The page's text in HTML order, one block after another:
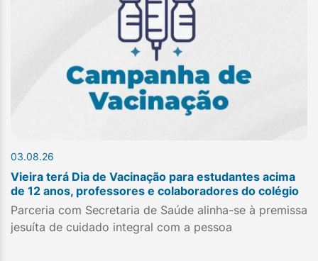
03.08.26
Vieira terá Dia de Vacinação para estudantes acima
de 12 anos, professores e colaboradores do colégio
Parceria com Secretaria de Saúde alinha-se à premissa
jesuíta de cuidado integral com a pessoa